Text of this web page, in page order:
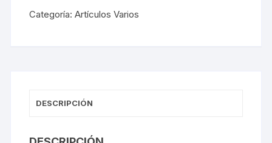
Categoría:Artículos Varios
DESCRIPCIÓN